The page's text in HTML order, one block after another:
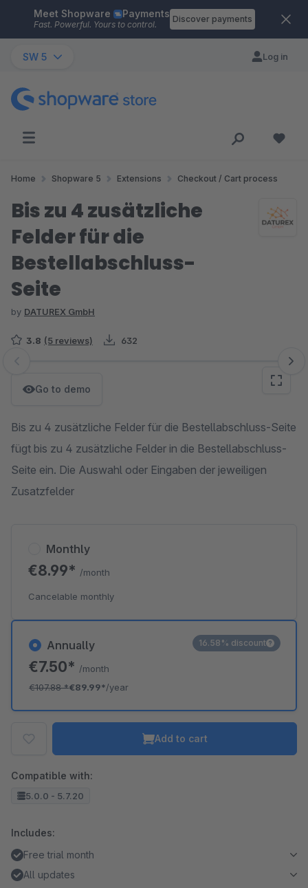
Skip to main content
Meet Shopware Payments
Fast. Powerful. Yours to control.
Discover payments
SW 5 Log in
Home Shopware 5 Extensions Checkout / Cart process
Bis zu 4 zusätzliche
Felder für die
Bestellabschluss-
Seite
by DATUREX GmbH
3.8 (5 reviews) 632
Skip image gallery
Go to demo
Bis zu 4 zusätzliche Felder für die Bestellabschluss-Seite
fügt bis zu 4 zusätzliche Felder in die Bestellabschluss-
Seite ein. Die Auswahl oder Eingaben der jeweiligen
Zusatzfelder
Annually
€7.50* /month
€107.88*€89.99*/year
16.58% discount
Monthly
€8.99* /month
Cancelable monthly
Add to cart
Compatible with:
5.0.0 - 5.7.20
Includes:
Free trial month
All updates